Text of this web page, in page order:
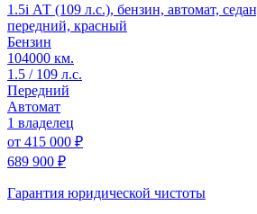
1.5i АТ (109 л.с.), бензин, автомат,
передний, красный
Бензин
104000 км.
1.5 / 109 л.с.
Передний
Автомат
1 владелец
от 415 000 ₽
689 900 ₽
Гарантия юридической чистоты